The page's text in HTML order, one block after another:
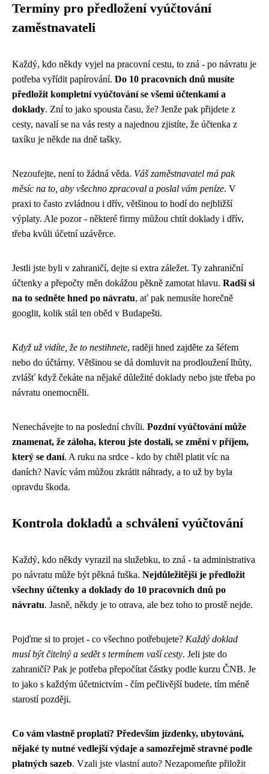
Termíny pro předložení vyúčtování
zaměstnavateli
Každý, kdo někdy vyjel na pracovní cestu, to zná - po návratu je
potřeba vyřídit papírování. Do 10 pracovních dnů musíte
předložit kompletní vyúčtování se všemi účtenkami a
doklady. Zní to jako spousta času, že? Jenže pak přijdete z
cesty, navalí se na vás resty a najednou zjistíte, že účtenka z
taxíku je někde na dně tašky.
Nezoufejte, není to žádná věda. Váš zaměstnavatel má pak
měsíc na to, aby všechno zpracoval a poslal vám peníze. V
praxi to často zvládnou i dřív, většinou to hodí do nejbližší
výplaty. Ale pozor - některé firmy můžou chtít doklady i dřív,
třeba kvůli účetní uzávěrce.
Jestli jste byli v zahraničí, dejte si extra záležet. Ty zahraniční
účtenky a přepočty měn dokážou pěkně zamotat hlavu. Radši si
na to sedněte hned po návratu, ať pak nemusíte horečně
googlit, kolik stál ten oběd v Budapešti.
Když už vidíte, že to nestihnete, raději hned zajděte za šéfem
nebo do účtárny. Většinou se dá domluvit na prodloužení lhůty,
zvlášť když čekáte na nějaké důležité doklady nebo jste třeba po
návratu onemocněli.
Nenechávejte to na poslední chvíli. Pozdní vyúčtování může
znamenat, že záloha, kterou jste dostali, se změní v příjem,
který se daní. A ruku na srdce - kdo by chtěl platit víc na
daních? Navíc vám můžou zkrátit náhrady, a to už by byla
opravdu škoda.
Kontrola dokladů a schválení vyúčtování
Každý, kdo někdy vyrazil na služebku, to zná - ta administrativa
po návratu může být pěkná fuška. Nejdůležitější je předložit
všechny účtenky a doklady do 10 pracovních dnů po
návratu. Jasně, někdy je to otrava, ale bez toho to prostě nejde.
Pojďme si to projet - co všechno potřebujete? Každý doklad
musí být čitelný a sedět s termínem vaší cesty. Jeli jste do
zahraničí? Pak je potřeba přepočítat částky podle kurzu ČNB. Je
to jako s každým účetnictvím - čím pečlivější budete, tím méně
starostí později.
Co vám vlastně proplatí? Především jízdenky, ubytování,
nějaké ty nutné vedlejší výdaje a samozřejmě stravné podle
platných sazeb. Vzali jste vlastní auto? Nezapomeňte přiložit